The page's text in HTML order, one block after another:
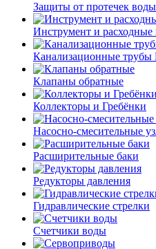
Защиты от протечек воды
Инструмент и расходные
Канализационные трубы
Клапаны обратные
Коллекторы и Гребёнки
Насосно-смесительные
Расширительные баки
Редукторы давления
Гидравлические стрелки
Счетчики воды